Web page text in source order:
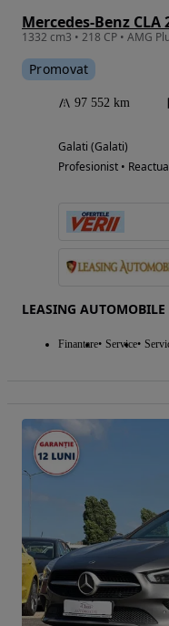
Mercedes-Benz CLA
Promovat
97 552 km
Galati (Galati)
Profesionist •
LEASING AUTOMOBILE
Finantare Service